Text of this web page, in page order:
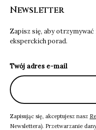
Newsletter
Zapisz się, aby
eksperckich porad.
Twój adres e-mail
Zapisując się, akceptujesz nasz
Newslettera). Przetwarzanie